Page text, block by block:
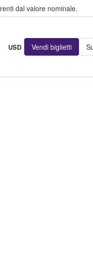
dal valore nominale.
USD Vendi biglietti